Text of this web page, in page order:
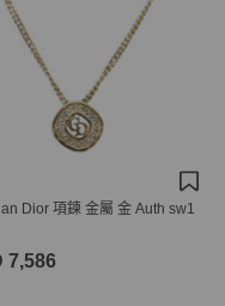
Dior 項鍊 金屬 金 Auth sw1
7,586